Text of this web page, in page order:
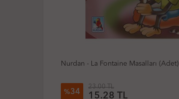
Nurdan - La Fontaine Masalları (Adet)
%34
23.00 TL
15.28 TL